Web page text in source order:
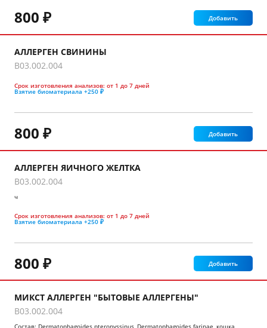
800 ₽ Добавить
АЛЛЕРГЕН СВИНИНЫ
B03.002.004
Срок изготовления анализов: от 1 до 7 дней
Взятие биоматериала +250 ₽
800 ₽ Добавить
АЛЛЕРГЕН ЯИЧНОГО ЖЕЛТКА
B03.002.004
ч
Срок изготовления анализов: от 1 до 7 дней
Взятие биоматериала +250 ₽
800 ₽ Добавить
МИКСТ АЛЛЕРГЕН "БЫТОВЫЕ АЛЛЕРГЕНЫ"
B03.002.004